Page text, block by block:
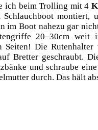
ich beim Trol­ling mit 4
Schlauch­boot mon­tiert,
im Boot nahe­zu gar
20–30cm weit
Sei­ten! Die Ruten­hal­ter
Bret­ter geschraubt.
und schrau­be
durch. Das hält